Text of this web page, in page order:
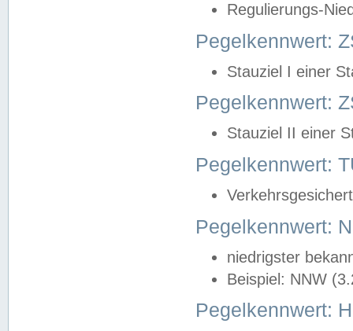
Regulierungs-
Pegelkennwert:
Stauziel I einer
Pegelkennwert:
Stauziel II einer
Pegelkennwert:
Pegelkennwert:
niedrigster
Beispiel: NNW
Pegelkennwert: